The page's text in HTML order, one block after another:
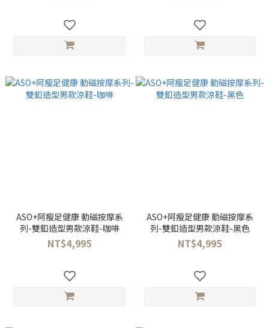
ASO+阿瘦足健康 動磁按摩系
列-雙釦造型男款涼鞋-咖啡
NT$4,995
ASO+阿瘦足健康 動磁按摩系
列-雙釦造型男款涼鞋-黑色
NT$4,995